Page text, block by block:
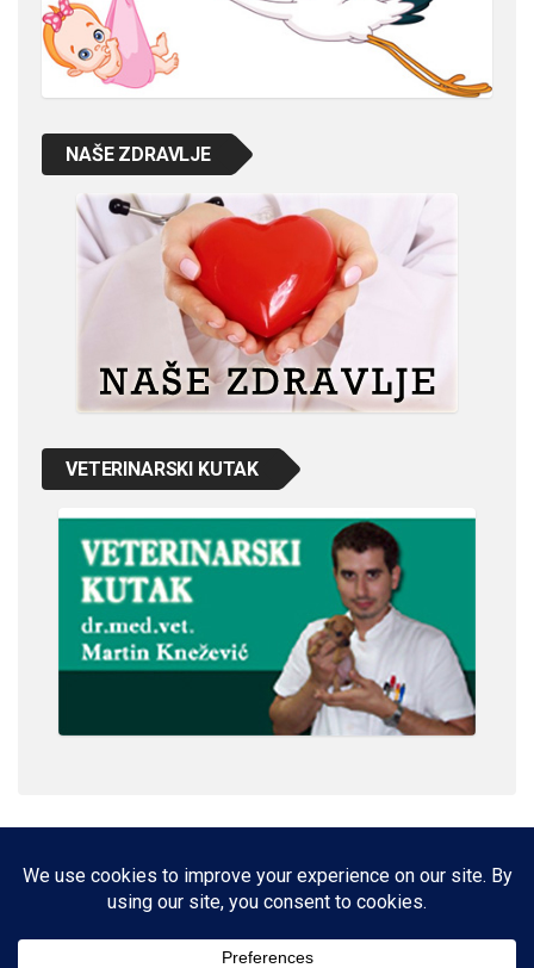
NAŠE ZDRAVLJE
VETERINARSKI KUTAK
IMPRESSUM